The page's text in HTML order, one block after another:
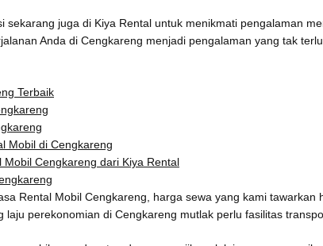
sekarang juga di Kiya Rental untuk menikmati pengalaman
Anda di Cengkareng menjadi pengalaman yang tak
Terbaik
Mobil di Cengkareng
Mobil Cengkareng dari Kiya Rental
Rental Mobil Cengkareng, harga sewa yang kami
laju perekonomian di Cengkareng mutlak perlu fasilitas